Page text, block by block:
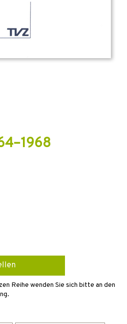
Reihe wenden Sie sich bitte an den